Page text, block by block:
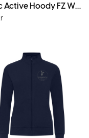
Basic Active Hoody FZ W Gråmel